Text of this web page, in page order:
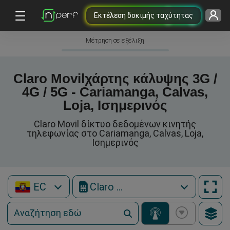
Εκτέλεση δοκιμής ταχύτητας
Μέτρηση σε εξέλιξη
Claro Movilχάρτης κάλυψης 3G /
4G / 5G - Cariamanga, Calvas,
Loja, Ισημερινός
Claro Movil δίκτυο δεδομένων κινητής
τηλεφωνίας στο Cariamanga, Calvas, Loja,
Ισημερινός
EC Claro Movil